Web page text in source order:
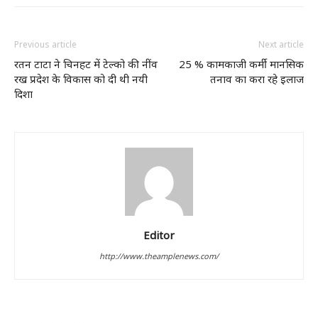
Previous article
रतन टाटा ने चिनहट में टेल्को की नींव
रख प्रदेश के विकास को दी थी नयी
दिशा
Next article
25 % कामकाजी कर्मी मानसिक
तनाव का करा रहे इलाज
Editor
http://www.theamplenews.com/